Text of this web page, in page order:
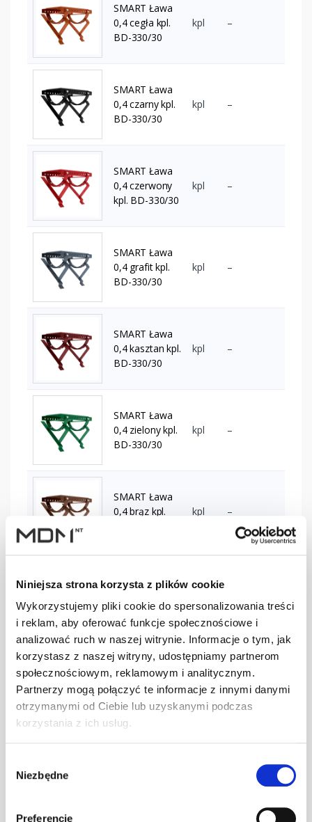
Niniejsza strona korzysta z plików cookie
Wykorzystujemy pliki cookie do spersonalizowania treści
i reklam, aby oferować funkcje społecznościowe i
analizować ruch w naszej witrynie. Informacje o tym, jak
korzystasz z naszej witryny, udostępniamy partnerom
społecznościowym, reklamowym i analitycznym.
Partnerzy mogą połączyć te informacje z innymi danymi
otrzymanymi od Ciebie lub uzyskanymi podczas
korzystania z ich usług.
zgody
Niezbędne
Preferencje
SMART Ława
0,4 cegła kpl.
BD-330/30
kpl –
SMART Ława
0,4 czarny kpl.
BD-330/30
kpl –
SMART Ława
0,4 czerwony
kpl. BD-330/30
kpl –
SMART Ława
0,4 grafit kpl.
BD-330/30
kpl –
SMART Ława
0,4 kasztan kpl.
BD-330/30
kpl –
SMART Ława
0,4 zielony kpl.
BD-330/30
kpl –
SMART Ława
0,4 brąz kpl.
kpl –
SMART Ława
0,4 c.brąz kpl.
BD-350/30
kpl
SMART Ława
0,4 cegła kpl.
BD-350/30
kpl –